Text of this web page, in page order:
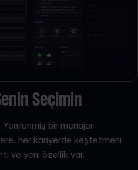
Seçimin
bir menajer
her kariyerde keşfetmeni
ve yeni özellik var.